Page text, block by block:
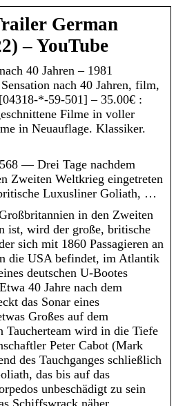
German
– YouTube
40 Jahren – 1981
nach 40 Jahren, film,
*-59-501] – 35.00€ :
Filme in voller
in Neuauflage. Klassiker.
— Drei Tage nachdem
Zweiten Weltkrieg eingetreten
Luxusliner Goliath, …
in den Zweiten
ist, wird der große, britische
sich mit 1860 Passagieren an
die USA befindet, im Atlantik
deutschen U-Bootes
40 Jahre nach dem
das Sonar eines
Großes auf dem
Taucherteam wird in die Tiefe
Peter Cabot (Mark
des Tauchganges schließlich
das bis auf das
unbeschädigt zu sein
Schiffswrack näher